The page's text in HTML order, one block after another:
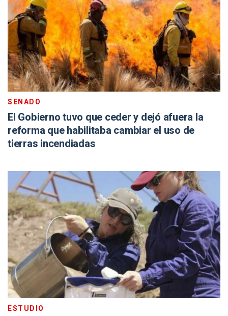
SENADO
El Gobierno tuvo que ceder y dejó afuera la
reforma que habilitaba cambiar el uso de
tierras incendiadas
ESTUDIO